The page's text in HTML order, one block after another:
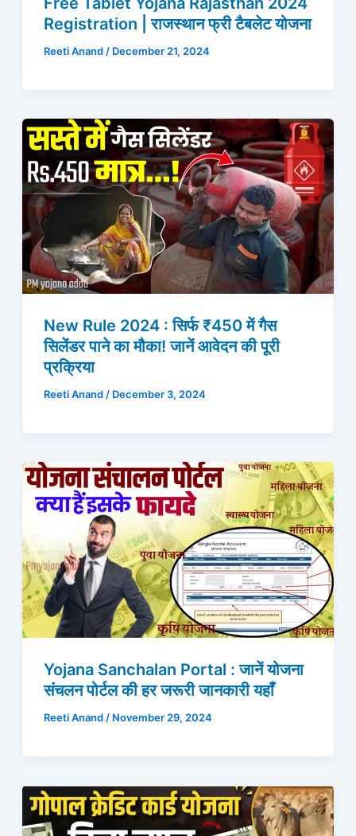
Registration | राजस्थान फ्री टैबलेट योजना
Reeti Anand / December 21, 2024
New Rule 2024 : सिर्फ ₹450 में गैस
सिलेंडर पाने का मौका! जानें आवेदन की पूरी
प्रक्रिया
Reeti Anand/ December 3, 2024
Yojana Sanchalan Portal : जानें योजना
संचलन पोर्टल की हर जरूरी जानकारी यहाँ
Reeti Anand/ November 29, 2024